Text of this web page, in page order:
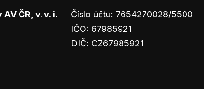
ČR, v. v. i.
Číslo účtu: 7654270028/5500
IČO: 67985921
DIČ: CZ67985921